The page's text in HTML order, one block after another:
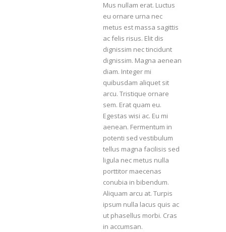
Mus nullam erat. Luctus
eu ornare urna nec
metus est massa sagittis
ac felis risus. Elit dis
dignissim nec tincidunt
dignissim. Magna aenean
diam. Integer mi
quibusdam aliquet sit
arcu. Tristique ornare
sem. Erat quam eu.
Egestas wisi ac. Eu mi
aenean. Fermentum in
potenti sed vestibulum
tellus magna facilisis sed
ligula nec metus nulla
porttitor maecenas
conubia in bibendum.
Aliquam arcu at. Turpis
ipsum nulla lacus quis ac
ut phasellus morbi. Cras
in accumsan.
42 245 772 - 095 050 021
Sarandí entre Treinta y Tres y Arturo Santana -
Maldonado